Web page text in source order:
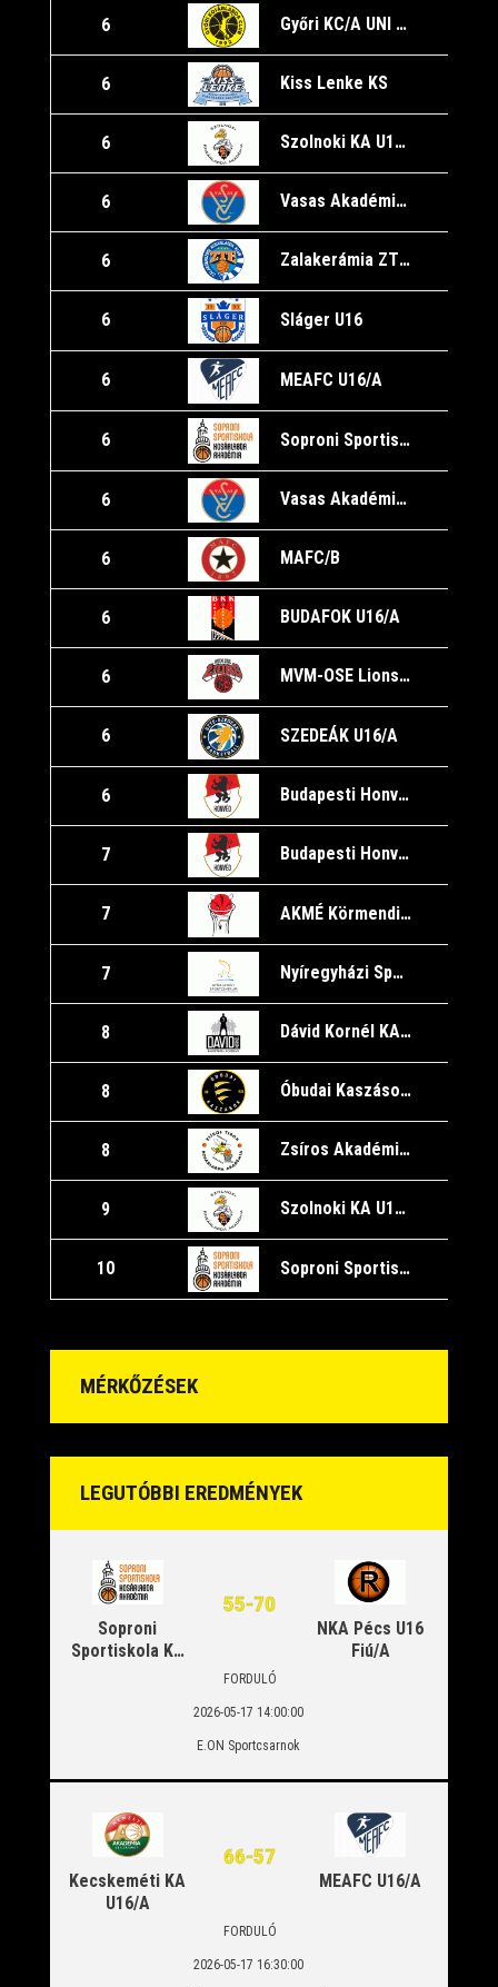
6 Győri KC/A UNI Győr
6 Kiss Lenke KS
6 Szolnoki KA U16/A
6 Vasas Akadémia/A
6 Zalakerámia ZTE KK
6 Sláger U16
6 MEAFC U16/A
6 Soproni Sportiskola KA U16/B
6 Vasas Akadémia/A
6 MAFC/B
6 BUDAFOK U16/A
6 MVM-OSE Lions U16/A
6 SZEDEÁK U16/A
6 Budapesti Honvéd SE/B
7 Budapesti Honvéd SE/B
7 AKMÉ Körmendi Törpördögök
7 Nyíregyházi Sportcentrum U16
8 Dávid Kornél KA/A
8 Óbudai Kaszások/A
8 Zsíros Akadémia Kőbánya/A
9 Szolnoki KA U16/A
10 Soproni Sportiskola KA U16/B
MÉRKŐZÉSEK
LEGUTÓBBI EREDMÉNYEK
Soproni
Sportiskola KA
55-70
NKA Pécs U16
Fiú/A
FORDULÓ
2026-05-17 14:00:00
E.ON Sportcsarnok
Kecskeméti KA
U16/A
66-57
MEAFC U16/A
FORDULÓ
2026-05-17 16:30:00